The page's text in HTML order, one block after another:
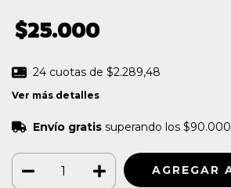
$25.000
24 cuotas de $2.289,48
Ver más detalles
Envío gratis superando los $90.000